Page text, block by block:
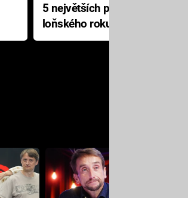
5 největších propadáků
loňského roku: Disney na
jediné katastrofě prodělal 200